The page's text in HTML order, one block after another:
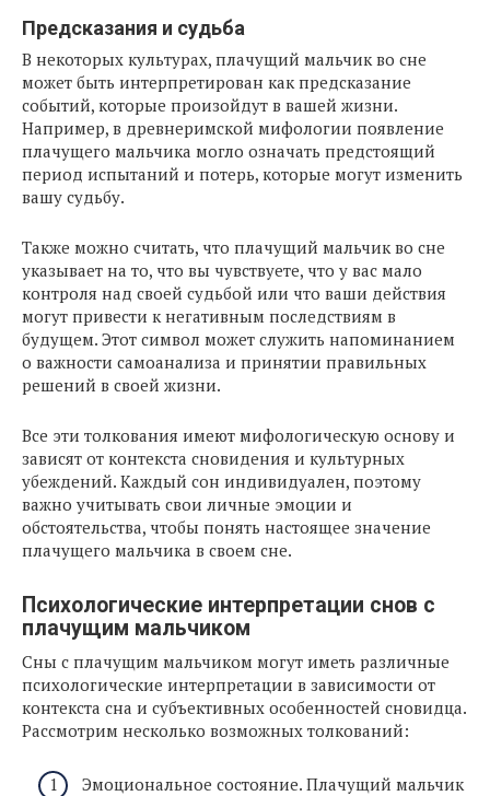
Предсказания и судьба
В некоторых культурах, плачущий мальчик во сне
может быть интерпретирован как предсказание
событий, которые произойдут в вашей жизни.
Например, в древнеримской мифологии появление
плачущего мальчика могло означать предстоящий
период испытаний и потерь, которые могут изменить
вашу судьбу.
Также можно считать, что плачущий мальчик во сне
указывает на то, что вы чувствуете, что у вас мало
контроля над своей судьбой или что ваши действия
могут привести к негативным последствиям в
будущем. Этот символ может служить напоминанием
о важности самоанализа и принятии правильных
решений в своей жизни.
Все эти толкования имеют мифологическую основу и
зависят от контекста сновидения и культурных
убеждений. Каждый сон индивидуален, поэтому
важно учитывать свои личные эмоции и
обстоятельства, чтобы понять настоящее значение
плачущего мальчика в своем сне.
Психологические интерпретации снов с
плачущим мальчиком
Сны с плачущим мальчиком могут иметь различные
психологические интерпретации в зависимости от
контекста сна и субъективных особенностей сновидца.
Рассмотрим несколько возможных толкований:
Эмоциональное состояние. Плачущий мальчик